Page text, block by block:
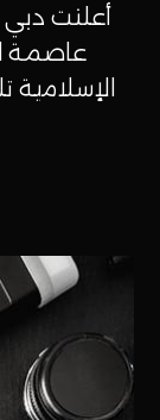
عاصمة
الإسلامية